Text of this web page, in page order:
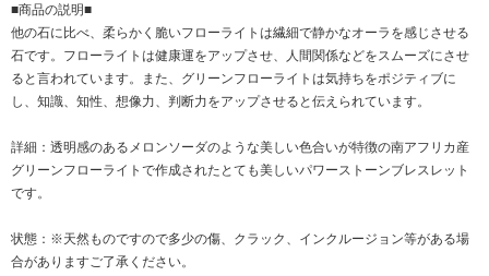
■商品の説明■
他の石に比べ、柔らかく脆いフローライトは繊細で静かなオーラを感じさせる
石です。フローライトは健康運をアップさせ、人間関係などをスムーズにさせ
ると言われています。また、グリーンフローライトは気持ちをポジティブに
し、知識、知性、想像力、判断力をアップさせると伝えられています。
詳細：透明感のあるメロンソーダのような美しい色合いが特徴の南アフリカ産
グリーンフローライトで作成されたとても美しいパワーストーンブレスレット
です。
状態：※天然ものですので多少の傷、クラック、インクルージョン等がある場
合がありますご了承ください。